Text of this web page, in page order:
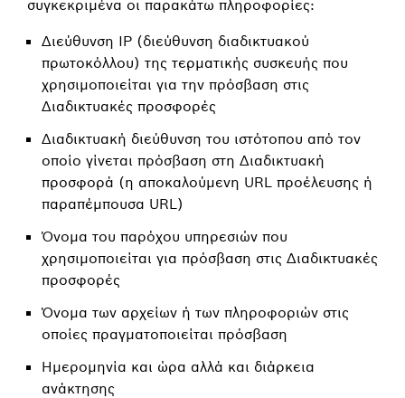
συγκεκριμένα οι παρακάτω πληροφορίες:
Διεύθυνση IP (διεύθυνση διαδικτυακού
πρωτοκόλλου) της τερματικής συσκευής που
χρησιμοποιείται για την πρόσβαση στις
Διαδικτυακές προσφορές
Διαδικτυακή διεύθυνση του ιστότοπου από τον
οποίο γίνεται πρόσβαση στη Διαδικτυακή
προσφορά (η αποκαλούμενη URL προέλευσης ή
παραπέμπουσα URL)
Όνομα του παρόχου υπηρεσιών που
χρησιμοποιείται για πρόσβαση στις Διαδικτυακές
προσφορές
Όνομα των αρχείων ή των πληροφοριών στις
οποίες πραγματοποιείται πρόσβαση
Ημερομηνία και ώρα αλλά και διάρκεια
ανάκτησης